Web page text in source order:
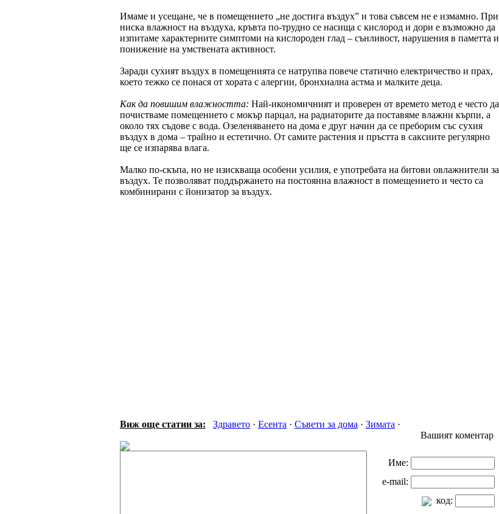
Имаме и усещане, че в помещението „не достига въздух” и това съвсем не е измамно. При
ниска влажност на въздуха, кръвта по-трудно се насища с кислород и дори е възможно да
изпитаме характерните симптоми на кислороден глад – сънливост, нарушения в паметта и
понижение на умствената активност.
Заради сухият въздух в помещенията се натрупва повече статично електричество и прах,
което тежко се понася от хората с алергии, бронхиална астма и малките деца.
Как да повишим влажността: Най-икономичният и проверен от времето метод е често да
почистваме помещението с мокър парцал, на радиаторите да поставяме влажни кърпи, а
около тях съдове с вода. Озеленяването на дома е друг начин да се преборим със сухия
въздух в дома – трайно и естетично. От самите растения и пръстта в саксиите регулярно
ще се изпарява влага.
Малко по-скъпа, но не изискваща особени усилия, е употребата на битови овлажнители за
въздух. Те позволяват поддържането на постоянна влажност в помещението и често са
комбинирани с йонизатор за въздух.
Виж още статии за: Здравето · Есента · Съвети за дома · Зимата ·
Вашият коментар
Име:
e-mail:
код: